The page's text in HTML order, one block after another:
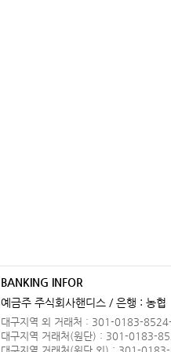
BANKING INFOR
예금주 주식회사핸디스 / 은행 : 농협
대구지역 외 거래처 : 301-0183-
대구지역 거래처(원단) : 301-0183-